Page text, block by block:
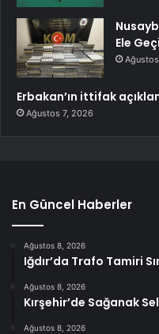
Ele
Erbakan’ın ittifak
Ağustos 7, 2026
En Güncel Haberler
Ağustos 8, 2026
Iğdır’da Trafo Tamiri
Ağustos 8, 2026
Kırşehir’de Sağanak
Ağustos 8, 2026